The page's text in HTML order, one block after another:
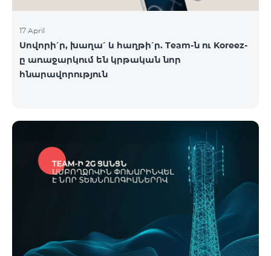
17 April
Սովորի՛ր, խաղա՛ և հաղթի՛ր. Team-ն ու Koreez-
ը առաջարկում են կրթական նոր
հնարավորություն